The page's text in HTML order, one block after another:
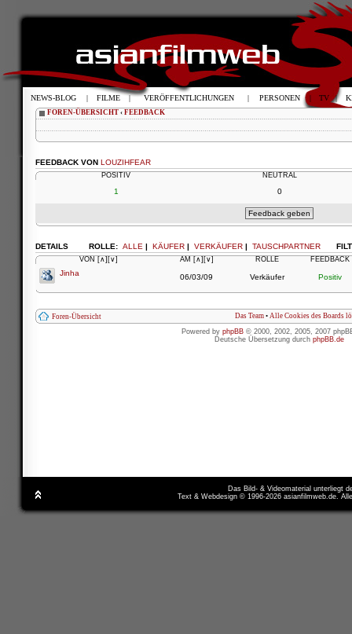
FOREN-ÜBERSICHT ‹ FEEDBACK
FEEDBACK VON LOUZIHFEAR
POSITIV NEUTRAL
1 0
ROLLE: ALLE | KÄUFER | VERKÄUFER | TAUSCHPARTNER
DETAILS
VON [∧] [∨] AM [∧] [∨] ROLLE FEEDBACK
Jinha 06/03/09 Verkäufer Positiv
Foren-Übersicht Das Team • Alle Cookies des Boards
Powered by phpBB © 2000, 2002, 2005, 2007
Deutsche Übersetzung durch phpBB.de
Das Bild- & Videomaterial unterliegt
Text & Webdesign © 1996-2026 asianfilmweb.de.
NEWS-BLOG | FILME | VERÖFFENTLICHUNGEN | PERSONEN | TV |